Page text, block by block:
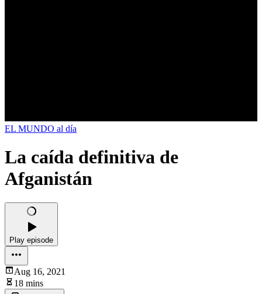
EL MUNDO al día
La caída definitiva de
Afganistán
Play episode
Aug 16, 2021
18 mins